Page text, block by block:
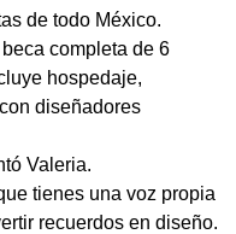
de todo México.
completa de 6
hospedaje,
diseñadores
Valeria.
tienes una voz propia
recuerdos en diseño.